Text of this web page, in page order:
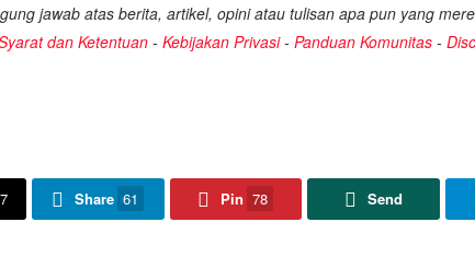
jawab atas berita, artikel, opini atau tulisan apa pun yang
dan Ketentuan - Kebijakan Privasi- Panduan Komunitas -
Share 61 Pin 78 Send